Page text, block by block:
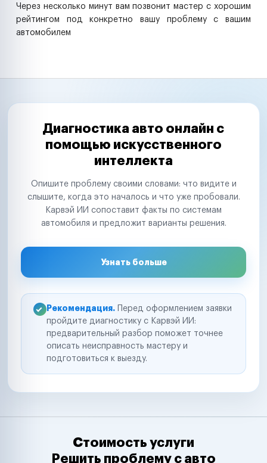
Через несколько минут вам позвонит мастер с хорошим
рейтингом под конкретно вашу проблему с вашим
автомобилем
Диагностика авто онлайн с
помощью искусственного
интеллекта
Опишите проблему своими словами: что видите и
слышите, когда это началось и что уже пробовали.
Карвэй ИИ сопоставит факты по системам
автомобиля и предложит варианты решения.
Узнать больше
Рекомендация. Перед оформлением заявки
пройдите диагностику с Карвэй ИИ:
предварительный разбор поможет точнее
описать неисправность мастеру и
подготовиться к выезду.
Стоимость услуги
Решить проблему с авто